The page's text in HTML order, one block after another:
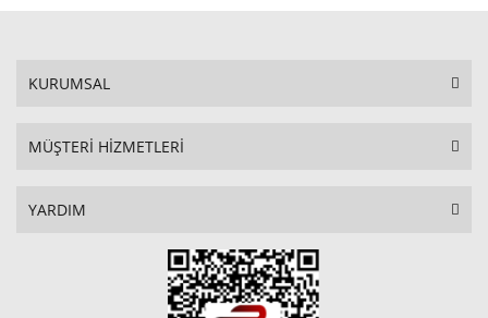
KURUMSAL
MÜŞTERİ HİZMETLERİ
YARDIM